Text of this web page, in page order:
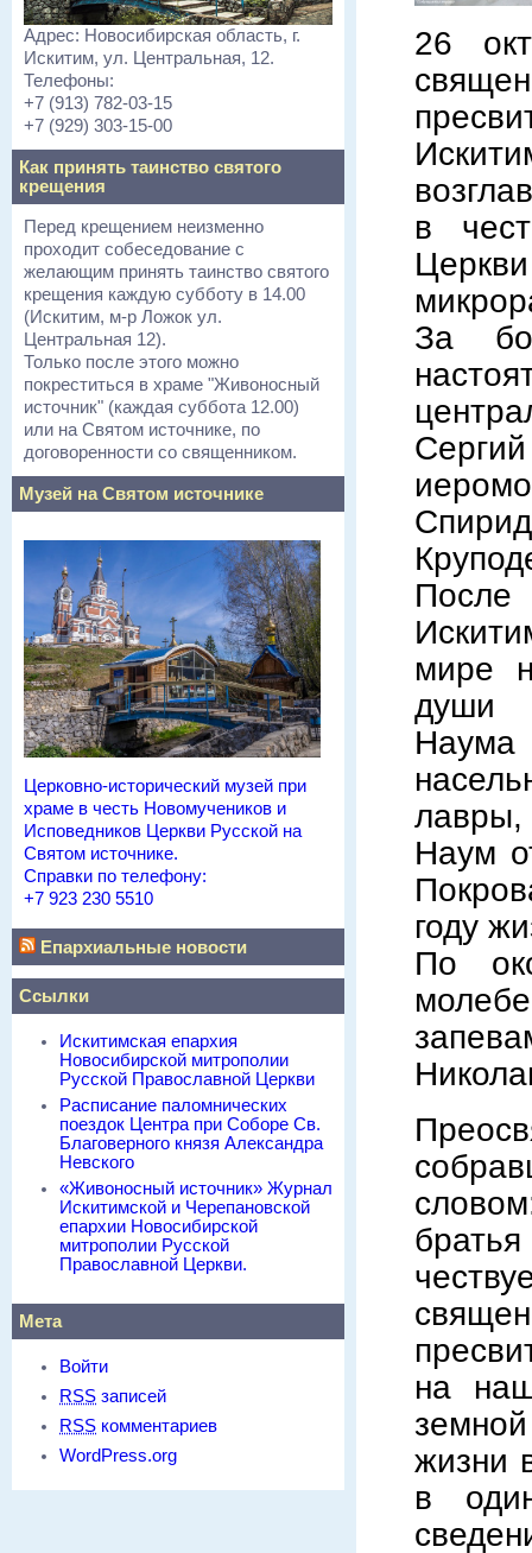
Адрес: Новосибирская область, г.
Искитим, ул. Центральная, 12.
Телефоны:
+7 (913) 782-03-15
+7 (929) 303-15-00
Как принять таинство святого
крещения
Перед крещением неизменно
проходит собеседование с
желающим принять таинство святого
крещения каждую субботу в 14.00
(Искитим, м-р Ложок ул.
Центральная 12).
Только после этого можно
покреститься в храме "Живоносный
источник" (каждая суббота 12.00)
или на Святом источнике, по
договоренности со священником.
Музей на Святом источнике
Церковно-исторический музей при
храме в честь Новомучеников и
Исповедников Церкви Русской на
Святом источнике.
Справки по телефону:
+7 923 230 5510
Епархиальные новости
Ссылки
Искитимская епархия
Новосибирской митрополии
Русской Православной Церкви
Расписание паломнических
поездок Центра при Соборе Св.
Благоверного князя Александра
Невского
«Живоносный источник» Журнал
Искитимской и Черепановской
епархии Новосибирской
митрополии Русской
Православной Церкви.
Мета
Войти
RSS записей
RSS комментариев
WordPress.org
26
в
За
мире
души
Наум
году
По
на
жизни
в